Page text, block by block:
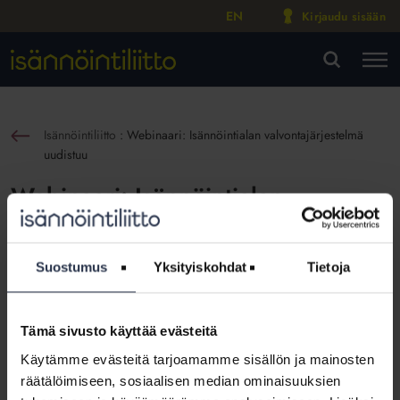
Suostumus Yksityiskohdat Tietoja
Tämä sivusto käyttää evästeitä
Käytämme evästeitä tarjoamamme sisällön ja mainosten
räätälöimiseen, sosiaalisen median ominaisuuksien
EN Kirjaudu sisään
Isännöintiliitto :Webinaari: Isännöintialan valvontajärjestelmä
uudistuu
Webinaari: Isännöintialan
valvontajärjestelmä uudistuu
Webinaarit ja videot Julkaistu:7.12.2023
Keskuskauppakamarin alaisuuteen perustetaan vuoden 2024 alussa
riippumaton toimielin, Isännöinnin eettinen neuvosto. Mitä
uudistus tarkoittaa isännöintiyritysten ja alan ammattilaisten
kannalta?